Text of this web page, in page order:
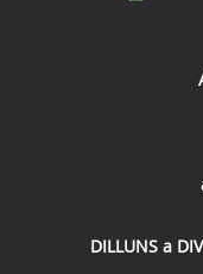
DILLUNS a